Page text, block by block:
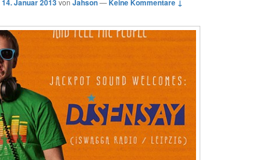
14. Januar 2013von Jahson—Keine Kommentare ↓